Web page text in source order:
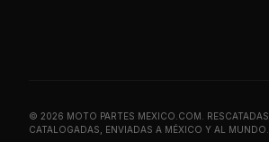
© 2026 MOTO PARTES MEXICO.COM. RESCATADAS,
CATALOGADAS, ENVIADAS A MÉXICO Y AL MUNDO.